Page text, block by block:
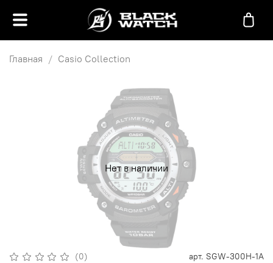
Главная Casio Collection
Нет в наличии
(0) арт. SGW-300H-1A